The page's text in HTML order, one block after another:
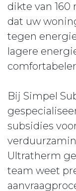
dikte van
dat uw
tegen
lagere
Bij Simpel
subsidies
Ultratherm
team weet